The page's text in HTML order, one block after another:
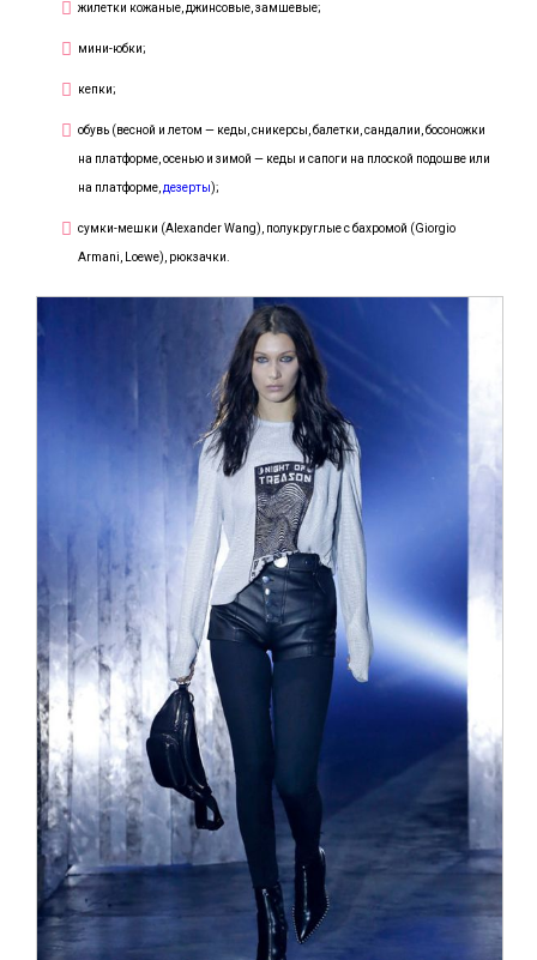
жилетки кожаные, джинсовые, замшевые;
мини-юбки;
кепки;
обувь (весной и летом — кеды, сникерсы, балетки, сандалии, босоножки
на платформе, осенью и зимой — кеды и сапоги на плоской подошве или
на платформе, дезерты);
сумки-мешки (Alexander Wang), полукруглые с бахромой (Giorgio
Armani, Loewe), рюкзачки.